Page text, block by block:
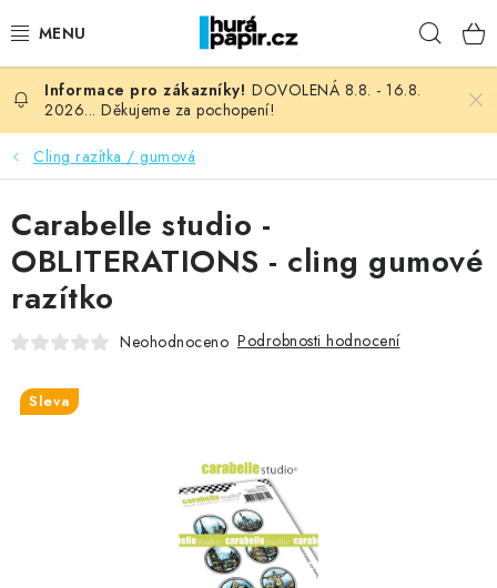
na
NOVINKY
HURÁ DÍLNA
VŠECHNO ZBOŽÍ
KNIHAŘSKÝ MATERIÁL
OBLÍBENÉ ♥️
DOVOLENÁ 8.8. - 16.8.
2026... Děkujeme za pochopení!
Cling razítka / gumová
Carabelle studio -
OBLITERATIONS - cling gumové
razítko
Neohodnoceno Podrobnosti hodnocení
Sleva